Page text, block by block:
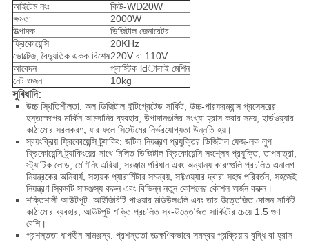
আইটেম নংঃ
কিউ-WD20W
ক্ষমতা
2000W
উত্পাদক
ডিজিটাল জেনারেটর
ফ্রিকোয়েন্সি
20KHz
ভোল্টেজ, বৈদ্যুতিক একক বিশেষ220V বা 110V
আবেদন
প্লাস্টিক ldালাই মেশিন
নেট ওজন
10kg
সুবিধাদি:
উচ্চ স্থিতিশীলতা: অল ডিজিটাল ইন্টিগ্রেটেড সার্কিট, উচ্চ-পারফরম্যান্স প্রসেসরের
হস্তক্ষেপের মার্কিন আমদানির ব্যবহার, উপাদানগুলির সংখ্যা হ্রাস করার সময়, হার্ডওয়্যার
কাঠামোর সরলকরণ, যার ফলে সিস্টেমের নির্ভরযোগ্যতা উন্নতি হয়।
স্বয়ংক্রিয় ফ্রিকোয়েন্সি ট্র্যাকিং: জটিল নিয়ন্ত্রণ প্রযুক্তির ডিজিটাল ফেজ-লক লুপ
ফ্রিকোয়েন্সি ট্র্যাকিংয়ের সাথে মিলিত ডিজিটাল ফ্রিকোয়েন্সি সংশ্লেষ প্রযুক্তি, তাপমাত্রা,
স্ট্যাটিক লোড, মেশিনিং এরিয়া, সরঞ্জাম পরিধান এবং অন্যান্য কারণগুলি প্রচলিত এনালগ
নিয়ন্ত্রকের অনিবার্য, সহায়ক প্যারামিটার সমন্বয়, সফ্টওয়্যার দ্বারা সহজ পরিবর্তন, সহজেই
নিয়ন্ত্রণ স্কিমটি সামঞ্জস্য করুন এবং বিভিন্ন নতুন কৌশলের কৌশল অর্জন করুন।
শক্তিশালী আউটপুট: আইজিবিটি পাওয়ার মডিউলগুলি এবং তার উত্তেজিত দোলন সার্কিট
কাঠামোর ব্যবহার, আউটপুট শক্তি প্রচলিত স্ব-উত্তেজিত সার্কিটের চেয়ে 1.5 গুণ
বেশি।
প্রশস্ততা ধাপহীন সামঞ্জস্য: প্রশস্ততা তাত্ক্ষণিকভাবে সমন্বয় প্রক্রিয়ায় বৃদ্ধি বা হ্রাস